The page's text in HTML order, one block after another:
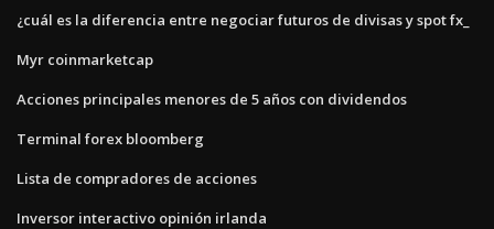
¿cuál es la diferencia entre negociar futuros de divisas y spot fx_
Myr coinmarketcap
Acciones principales menores de 5 años con dividendos
Terminal forex bloomberg
Lista de compradores de acciones
Inversor interactivo opinión irlanda